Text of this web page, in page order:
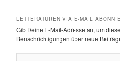
LETTERATUREN VIA E-MAIL
Gib Deine E-Mail-Adresse an, um
Benachrichtigungen über neue